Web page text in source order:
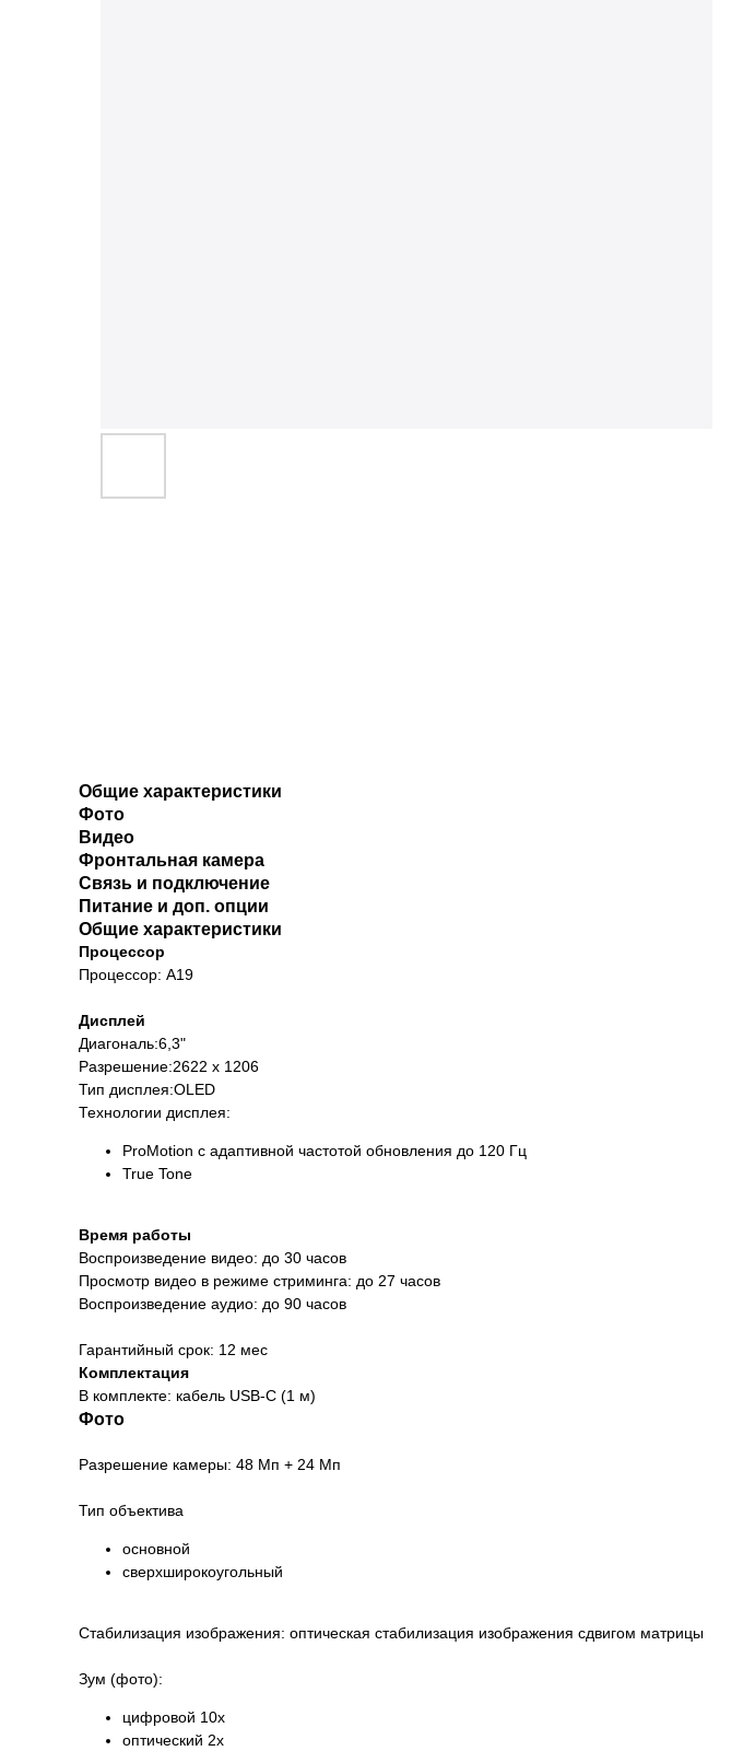
Общие характеристики
Фото
Видео
Фронтальная камера
Связь и подключение
Питание и доп. опции
Общие характеристики
Процессор
Процессор: A19
Дисплей
Диагональ:6,3"
Разрешение:2622 х 1206
Тип дисплея:OLED
Технологии дисплея:
ProMotion с адаптивной частотой обновления до 120 Гц
True Tone
Время работы
Воспроизведение видео: до 30 часов
Просмотр видео в режиме стриминга: до 27 часов
Воспроизведение аудио: до 90 часов
Гарантийный срок: 12 мес
Комплектация
В комплекте: кабель USB-С (1 м)
Фото
Разрешение камеры: 48 Мп + 24 Мп
Тип объектива
основной
сверхширокоугольный
Стабилизация изображения: оптическая стабилизация изображения сдвигом матрицы
Зум (фото):
цифровой 10x
оптический 2x